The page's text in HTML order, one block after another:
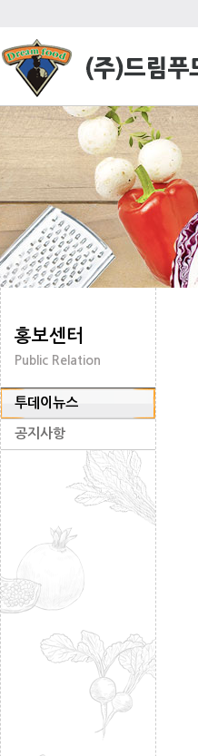
홍보센터
Public Relation
투데이뉴스
공지사항